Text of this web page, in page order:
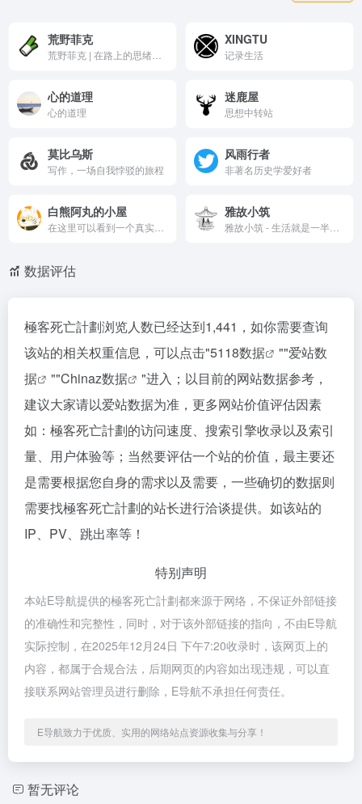
荒野菲克 XINGTU
记录生活
心的道理
心的道理
迷鹿屋
思想中转站
莫比乌斯
写作，一场自我悖驳的旅程
风雨行者
非著名历史学爱好者
白熊阿丸的小屋 雅故小筑
数据评估
極客死亡計劃浏览人数已经达到1,441，如你需要查询
该站的相关权重信息，可以点击"5118数据 ""爱站数
据
""Chinaz数据
"进入；以目前的网站数据参考，
建议大家请以爱站数据为准，更多网站价值评估因素
如：極客死亡計劃的访问速度、搜索引擎收录以及索引
量、用户体验等；当然要评估一个站的价值，最主要还
是需要根据您自身的需求以及需要，一些确切的数据则
需要找極客死亡計劃的站长进行洽谈提供。如该站的
IP、PV、跳出率等！
特别声明
本站E导航提供的極客死亡計劃都来源于网络，不保证外部链接
的准确性和完整性，同时，对于该外部链接的指向，不由E导航
实际控制，在2025年12月24日 下午7:20收录时，该网页上的
内容，都属于合规合法，后期网页的内容如出现违规，可以直
接联系网站管理员进行删除，E导航不承担任何责任。
E导航致力于优质、实用的网络站点资源收集与分享！
暂无评论